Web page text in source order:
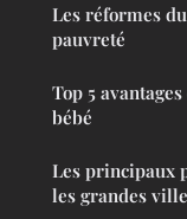
Les réformes
pauvreté
Top 5
bébé
Les principaux
les grandes